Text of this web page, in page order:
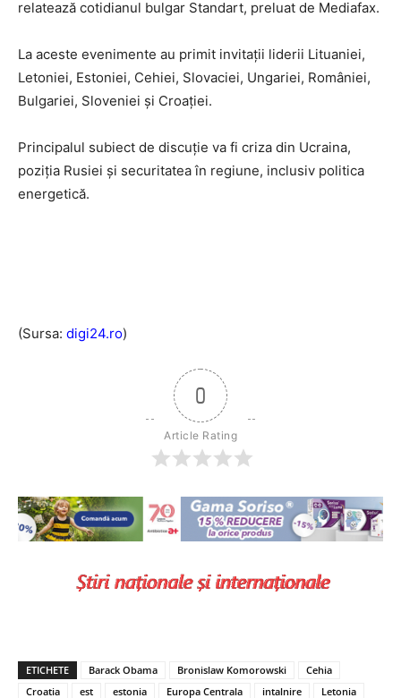
relatează cotidianul bulgar Standart, preluat de Mediafax.
La aceste evenimente au primit invitaţii liderii Lituaniei,
Letoniei, Estoniei, Cehiei, Slovaciei, Ungariei, României,
Bulgariei, Sloveniei şi Croaţiei.
Principalul subiect de discuţie va fi criza din Ucraina,
poziţia Rusiei şi securitatea în regiune, inclusiv politica
energetică.
(Sursa: digi24.ro)
0
Article Rating
ETICHETE Barack Obama Bronislaw Komorowski
Cehia
Croatia
est estonia Europa Centrala intalnire
Letonia